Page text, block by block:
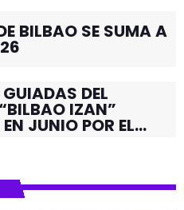
BILBAO SE SUMA A
DEL
IZAN”
JUNIO POR EL